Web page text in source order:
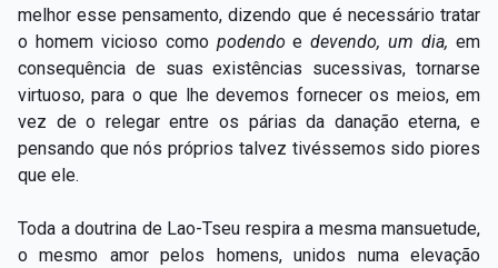
melhor esse pensamento, dizendo que é necessário tratar
o homem vicioso como podendoedevendo, um dia,em
consequência de suas existências sucessivas, tornarse
virtuoso, para o que lhe devemos fornecer os meios, em
vez de o relegar entre os párias da danação eterna, e
pensando que nós próprios talvez tivéssemos sido piores
que ele.
Toda a doutrina de Lao-Tseu respira a mesma mansuetude,
o mesmo amor pelos homens, unidos numa elevação